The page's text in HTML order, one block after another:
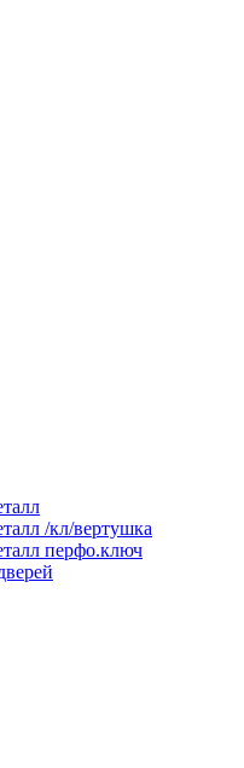
/кл/вертушка
перфо.ключ